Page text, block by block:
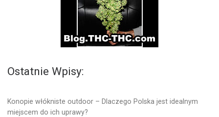
Ostatnie Wpisy:
Konopie włókniste outdoor – Dlaczego Polska jest idealnym
miejscem do ich uprawy?